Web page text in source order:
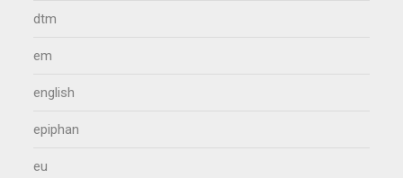
dtm
em
english
epiphan
eu